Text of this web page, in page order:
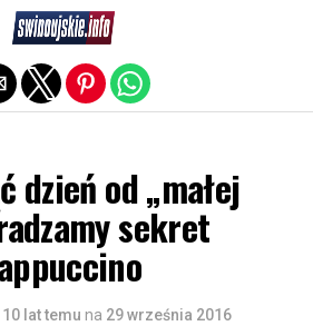
dzień od „małej
sekret
10 lat temu na 29 września 2016
mobile version